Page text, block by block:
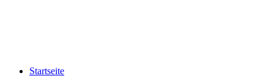
Startseite